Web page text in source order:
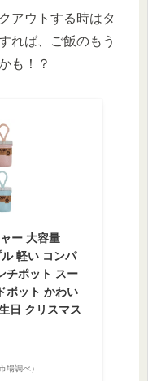
アウトする時はタ
れば、ご飯のもう
も！？
ー 大容量
軽い コンパ
チポット スー
ポット かわい
日 クリスマス
場調べ）